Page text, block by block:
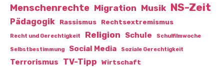
Menschenrechte Migration Musik NS-Zeit
Pädagogik Rassismus Rechtsextremismus
Recht und Gerechtigkeit Religion Schule Schulfilmwoche
Selbstbestimmung Social Media Soziale Gerechtigkeit
Terrorismus TV-Tipp Wirtschaft